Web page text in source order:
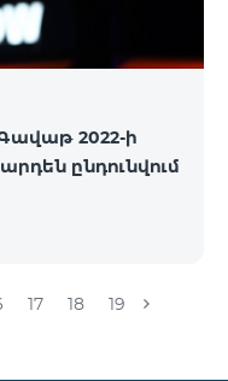
2022-ի
ընդունվում
17 18 19